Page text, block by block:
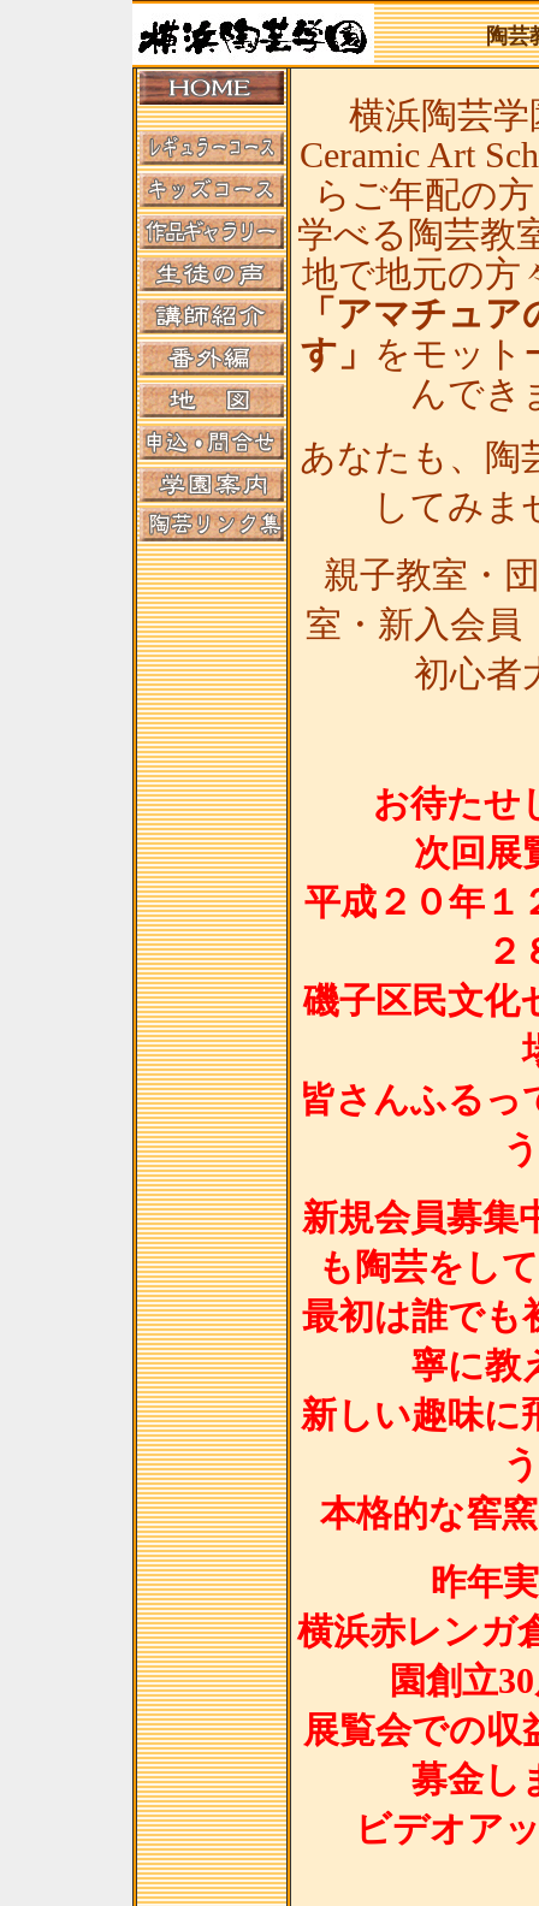
陶芸
横浜陶芸学
Ceramic Art
らご年配の
学べる陶芸教
地で地元の方
「アマチュ
す」 をモット
んでき
あなたも、陶
してみま
親子教室・
室・新入会
初心者
お待たせ
次回展
平成２０年１
２
磯子区民文化
皆さんふるっ
新規会員募集
も陶芸をし
最初は誰でも
寧に教
新しい趣味に
本格的な窖
昨年
横浜赤レンガ
園創立
展覧会での収
募金し
ビデオア